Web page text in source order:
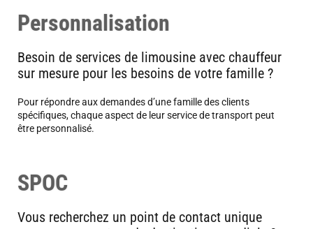
Personnalisation
Besoin de services de limousine avec chauffeur
sur mesure pour les besoins de votre famille ?
Pour répondre aux demandes d’une famille des clients
spécifiques, chaque aspect de leur service de transport peut
être personnalisé.
SPOC
Vous recherchez un point de contact unique